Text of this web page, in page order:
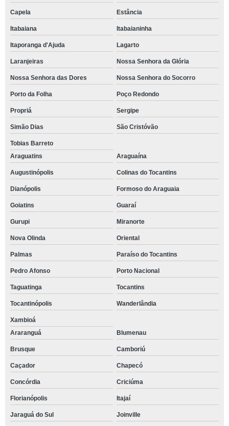
Capela Estância
Itabaiana Itabaianinha
Itaporanga d'Ajuda Lagarto
Laranjeiras Nossa Senhora da Glória
Nossa Senhora das Dores Nossa Senhora do Socorro
Porto da Folha Poço Redondo
Propriá Sergipe
Simão Dias São Cristóvão
Tobias Barreto
Araguatins
Araguaína
Augustinópolis Colinas do Tocantins
Dianópolis Formoso do Araguaia
Goiatins Guaraí
Gurupi Miranorte
Nova Olinda Oriental
Palmas Paraíso do Tocantins
Pedro Afonso Porto Nacional
Taguatinga Tocantins
Tocantinópolis Wanderlândia
Xambioá
Araranguá
Blumenau
Brusque Camboriú
Caçador Chapecó
Concórdia Criciúma
Florianópolis Itajaí
Jaraguá do Sul Joinville